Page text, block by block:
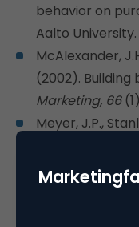
behavior on
Aalto University.
McAlexander,
(2002).
Marketing, 66
Meyer, J.P.,
Topolnytsky,
and normative
A meta-